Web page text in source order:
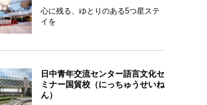
心に残る、ゆとりのある5つ星ステ
イを
日中青年交流センター語言文化セ
ミナー国貿校（にっちゅうせいね
ん）